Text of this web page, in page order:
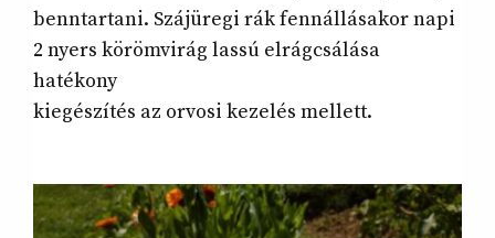
benntartani. Szájüregi rák fennállásakor napi
2 nyers körömvirág lassú elrágcsálása
hatékony
kiegészítés az orvosi kezelés mellett.